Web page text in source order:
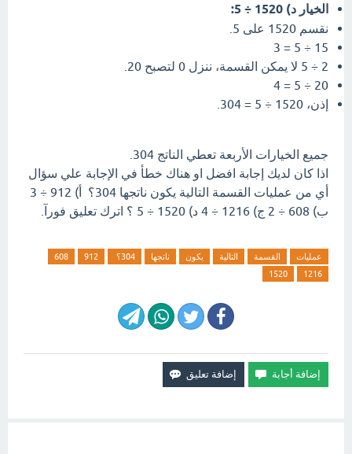
الخيار د) 1520 ÷ 5:
نقسم 1520 على 5.
15 ÷ 5 = 3
2 ÷ 5 لا يمكن القسمة، ننزل 0 لتصبح 20.
20 ÷ 5 = 4
إذن، 1520 ÷ 5 = 304.
جميع الخيارات الأربعة تعطي الناتج 304.
اذا كان لديك إجابة افضل او هناك خطأ في الإجابة علي سؤال
ب) 608 ÷ 2 ج) 1216 ÷ 4 د) 1520 ÷ 5 ؟ اترك تعليق فورآ.
عمليات القسمة التالية يكون ناتجها 304؟ 912
608
1216
1520